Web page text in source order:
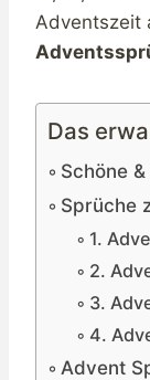
Adventszeit
Das
Schöne
Sprüche
1.
2.
3.
4.
Advent